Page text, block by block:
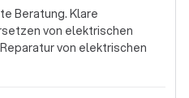
Beratung. Klare
von elektrischen
von elektrischen